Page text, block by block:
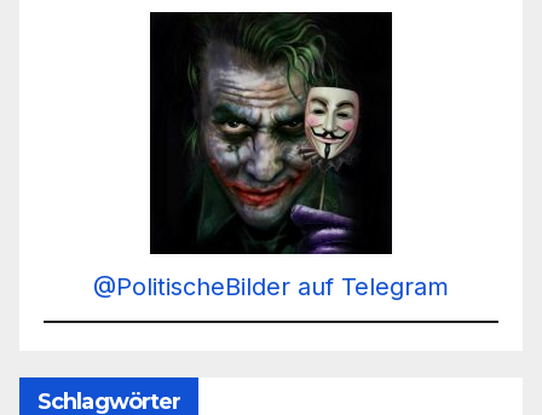
@PolitischeBilder auf Telegram
Schlagwörter